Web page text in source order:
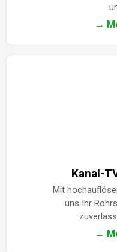
→
Kanal-
Mit
uns Ihr
→